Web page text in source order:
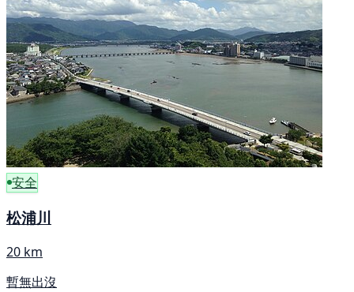
安全
松浦川
20 km
暫無出沒